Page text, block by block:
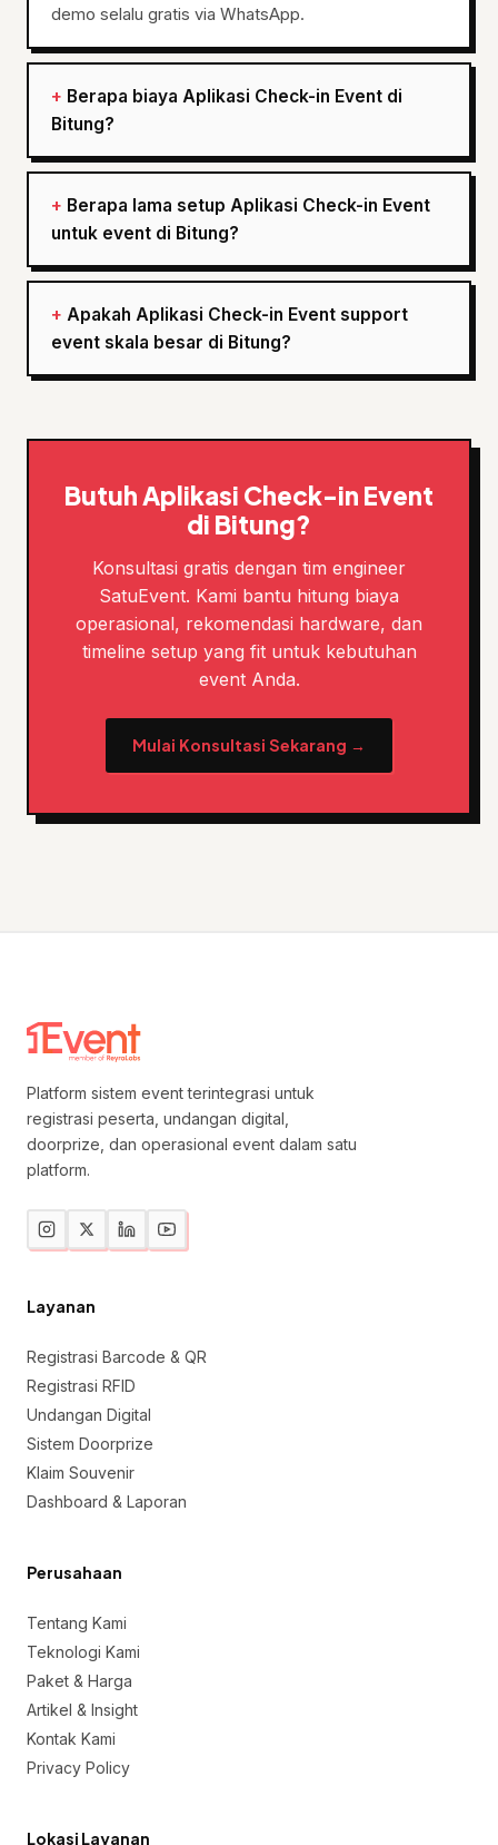
demo selalu gratis via WhatsApp.
Berapa biaya Aplikasi Check-in Event di
Bitung?
Berapa lama setup Aplikasi Check-in Event
untuk event di Bitung?
Apakah Aplikasi Check-in Event support
event skala besar di Bitung?
Butuh Aplikasi Check-in Event
di Bitung?
Konsultasi gratis dengan tim engineer
SatuEvent. Kami bantu hitung biaya
operasional, rekomendasi hardware, dan
timeline setup yang fit untuk kebutuhan
event Anda.
Mulai Konsultasi Sekarang →
Platform sistem event terintegrasi untuk
registrasi peserta, undangan digital,
doorprize, dan operasional event dalam satu
platform.
Layanan
Registrasi Barcode & QR
Registrasi RFID
Undangan Digital
Sistem Doorprize
Klaim Souvenir
Dashboard & Laporan
Perusahaan
Tentang Kami
Teknologi Kami
Paket & Harga
Artikel & Insight
Kontak Kami
Privacy Policy
Lokasi Layanan